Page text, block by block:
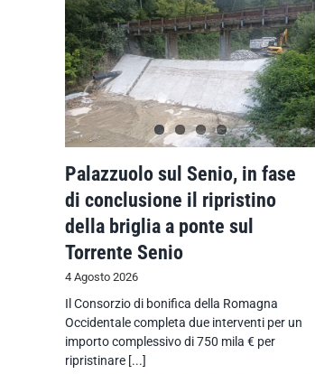
Palazzuolo sul Senio, in fase
di conclusione il ripristino
della briglia a ponte sul
Torrente Senio
4 Agosto 2026
Il Consorzio di bonifica della Romagna
Occidentale completa due interventi per un
importo complessivo di 750 mila € per
ripristinare [...]